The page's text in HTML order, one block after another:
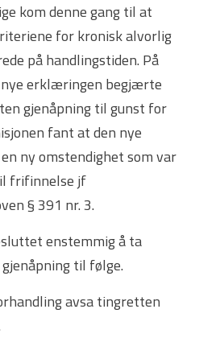
kom denne gang til at
for kronisk alvorlig
på handlingstiden. På
nye erklæringen begjærte
gjenåpning til gunst for
fant at den nye
ny omstendighet som var
frifinnelse jf
§ 391 nr. 3.
enstemmig å ta
til følge.
avsa tingretten